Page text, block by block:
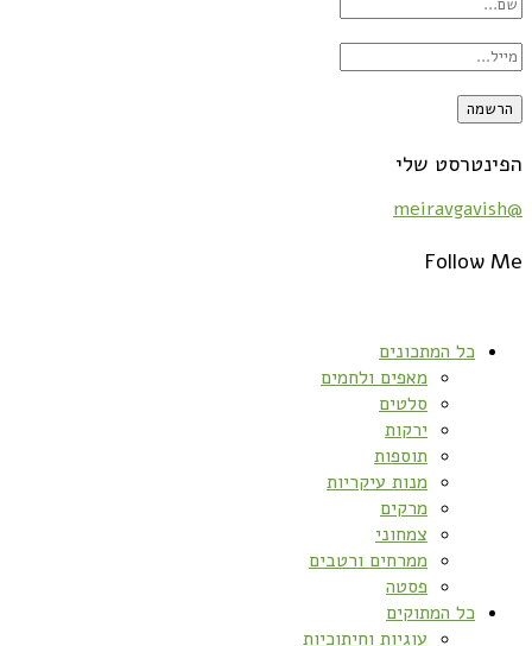
הפינטרסט שלי
@meiravgavish
Follow Me
כל המתכונים
מאפים ולחמים
סלטים
ירקות
תוספות
מנות עיקריות
מרקים
צמחוני
ממרחים ורטבים
פסטה
כל המתוקים
עוגיות וחיתוכיות